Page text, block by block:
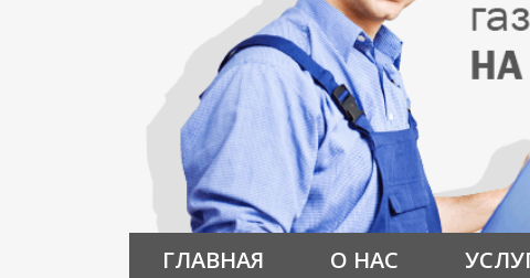
ГЛАВНАЯ О НАС